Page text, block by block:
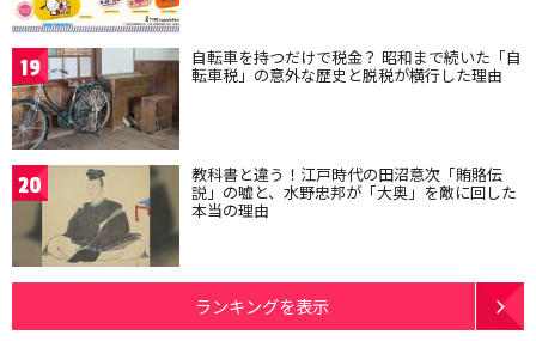
19 自転車を持つだけで税金？ 昭和まで続いた「自
転車税」の意外な歴史と脱税が横行した理由
20 教科書と違う！江戸時代の田沼意次「賄賂伝
説」の嘘と、水野忠邦が「大奥」を敵に回した
本当の理由
ランキングを表示